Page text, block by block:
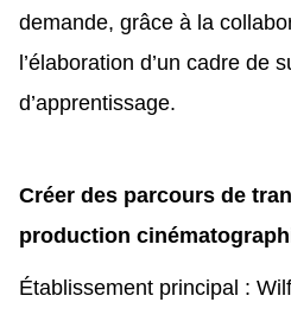
demande, grâce à la
l’élaboration d’un cadre de
d’apprentissage.
Créer des parcours de
production
Établissement principal :